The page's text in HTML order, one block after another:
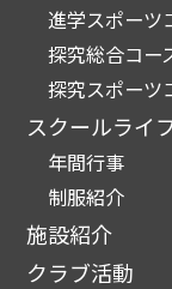
進学スポーツ
探究総合コー
探究スポーツ
スクールライ
年間行事
制服紹介
施設紹介
クラブ活動